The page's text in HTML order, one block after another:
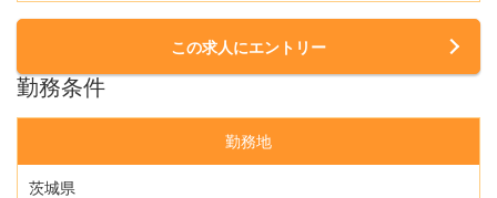
この求人にエントリー
勤務条件
勤務地
茨城県